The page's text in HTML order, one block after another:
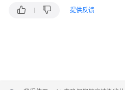
用
提供反馈